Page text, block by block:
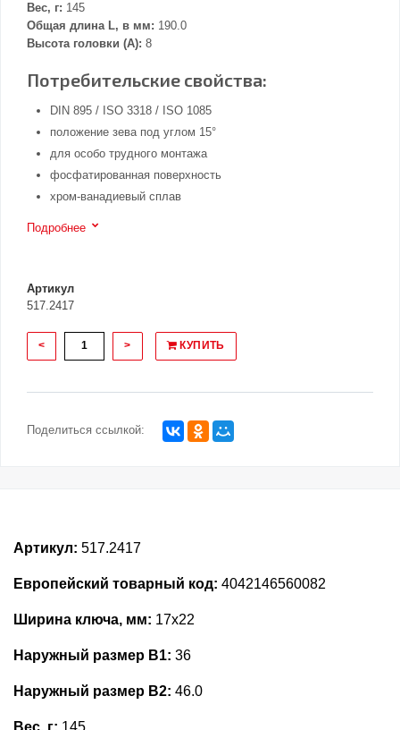
Вес, г: 145
Общая длина L, в мм: 190.0
Высота головки (А): 8
Потребительские свойства:
DIN 895 / ISO 3318 / ISO 1085
положение зева под углом 15°
для особо трудного монтажа
фосфатированная поверхность
хром-ванадиевый сплав
Подробнее
Артикул
517.2417
< > КУПИТЬ
Поделиться ссылкой:
Артикул: 517.2417
Европейский товарный код: 4042146560082
Ширина ключа, мм: 17x22
Наружный размер В1: 36
Наружный размер В2: 46.0